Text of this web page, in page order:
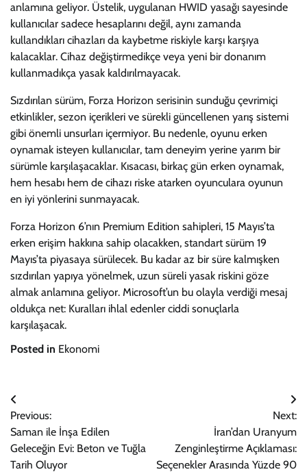
anlamına geliyor. Üstelik, uygulanan HWID yasağı sayesinde
kullanıcılar sadece hesaplarını değil, aynı zamanda
kullandıkları cihazları da kaybetme riskiyle karşı karşıya
kalacaklar. Cihaz değiştirmedikçe veya yeni bir donanım
kullanmadıkça yasak kaldırılmayacak.
Sızdırılan sürüm, Forza Horizon serisinin sunduğu çevrimiçi
etkinlikler, sezon içerikleri ve sürekli güncellenen yarış sistemi
gibi önemli unsurları içermiyor. Bu nedenle, oyunu erken
oynamak isteyen kullanıcılar, tam deneyim yerine yarım bir
sürümle karşılaşacaklar. Kısacası, birkaç gün erken oynamak,
hem hesabı hem de cihazı riske atarken oyunculara oyunun
en iyi yönlerini sunmayacak.
Forza Horizon 6’nın Premium Edition sahipleri, 15 Mayıs’ta
erken erişim hakkına sahip olacakken, standart sürüm 19
Mayıs’ta piyasaya sürülecek. Bu kadar az bir süre kalmışken
sızdırılan yapıya yönelmek, uzun süreli yasak riskini göze
almak anlamına geliyor. Microsoft’un bu olayla verdiği mesaj
oldukça net: Kuralları ihlal edenler ciddi sonuçlarla
karşılaşacak.
Posted in Ekonomi
Yazı
gezinmesi
Previous:
Saman ile İnşa Edilen
Geleceğin Evi: Beton ve Tuğla
Tarih Oluyor
Next:
İran’dan Uranyum
Zenginleştirme Açıklaması:
Seçenekler Arasında Yüzde 90